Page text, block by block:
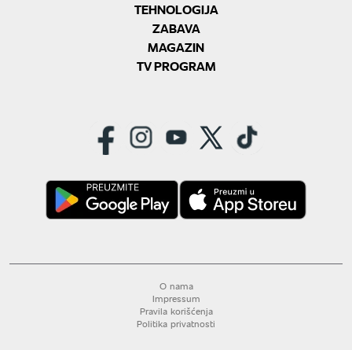
TEHNOLOGIJA
ZABAVA
MAGAZIN
TV PROGRAM
O nama
Impressum
Pravila korišćenja
Politika privatnosti